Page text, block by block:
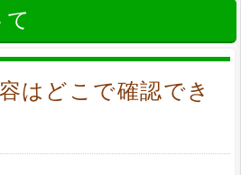
はどこで確認でき